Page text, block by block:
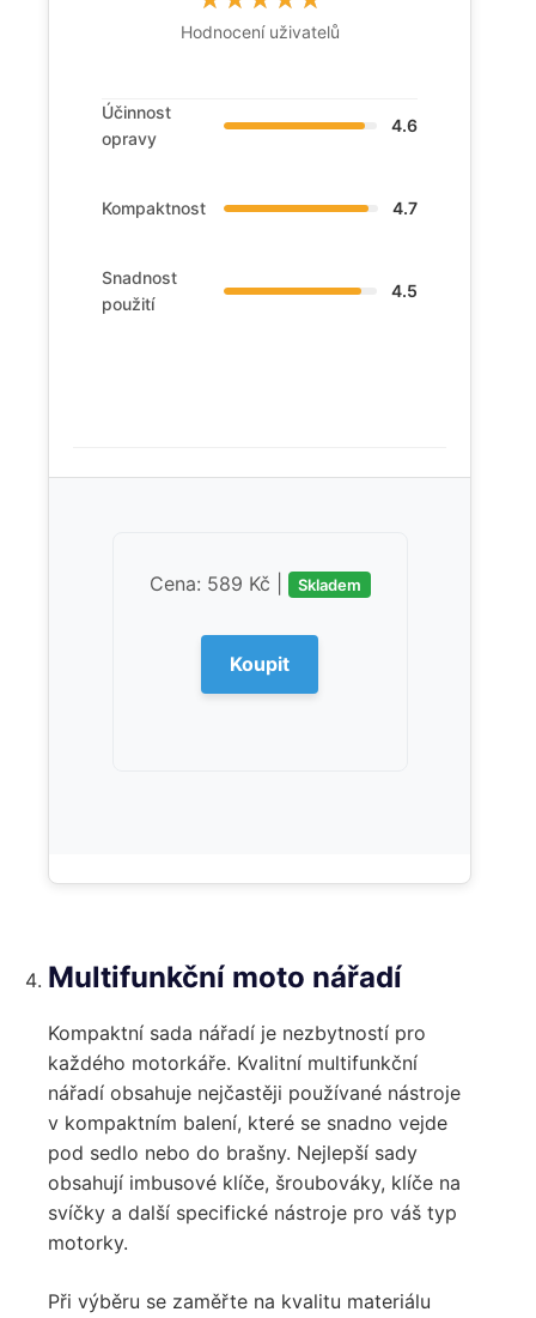
Hodnocení uživatelů
Účinnost
opravy
4.6
Kompaktnost 4.7
Snadnost
použití
4.5
Cena: 589 Kč | Skladem
Koupit
Multifunkční moto nářadí
Kompaktní sada nářadí je nezbytností pro
každého motorkáře. Kvalitní multifunkční
nářadí obsahuje nejčastěji používané nástroje
v kompaktním balení, které se snadno vejde
pod sedlo nebo do brašny. Nejlepší sady
obsahují imbusové klíče, šroubováky, klíče na
svíčky a další specifické nástroje pro váš typ
motorky.
Při výběru se zaměřte na kvalitu materiálu